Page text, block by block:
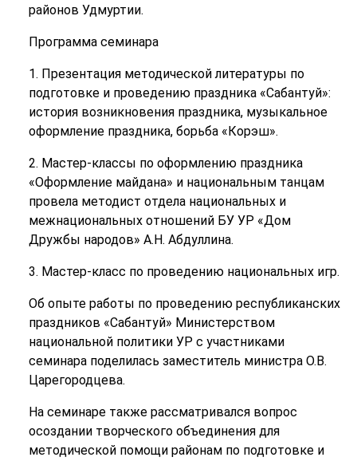
районов Удмуртии.
Программа семинара
1. Презентация методической литературы по
подготовке и проведению праздника «Сабантуй»:
история возникновения праздника, музыкальное
оформление праздника, борьба «Корэш».
2. Мастер-классы по оформлению праздника
«Оформление майдана» и национальным танцам
провела методист отдела национальных и
межнациональных отношений БУ УР «Дом
Дружбы народов» А.Н. Абдуллина.
3. Мастер-класс по проведению национальных игр.
Об опыте работы по проведению республиканских
праздников «Сабантуй» Министерством
национальной политики УР с участниками
семинара поделилась заместитель министра О.В.
Царегородцева.
На семинаре также рассматривался вопрос
осоздании творческого объединения для
методической помощи районам по подготовке и